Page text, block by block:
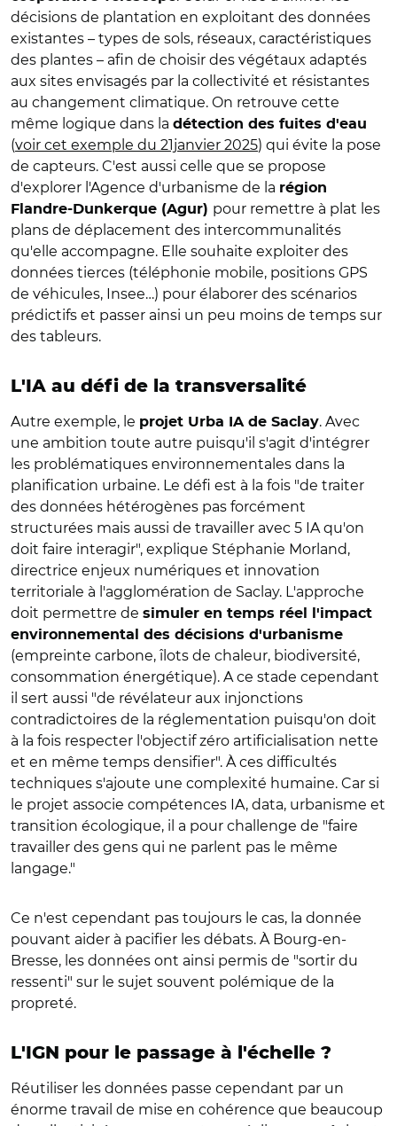
décisions de plantation en exploitant des données
existantes – types de sols, réseaux, caractéristiques
des plantes – afin de choisir des végétaux adaptés
aux sites envisagés par la collectivité et résistantes
au changement climatique. On retrouve cette
même logique dans la détection des fuites d'eau
(voir cet exemple du 21janvier 2025) qui évite la pose
de capteurs. C'est aussi celle que se propose
d'explorer l'Agence d'urbanisme de la région
Flandre-Dunkerque (Agur) pour remettre à plat les
plans de déplacement des intercommunalités
qu'elle accompagne. Elle souhaite exploiter des
données tierces (téléphonie mobile, positions GPS
de véhicules, Insee…) pour élaborer des scénarios
prédictifs et passer ainsi un peu moins de temps sur
des tableurs.
L'IA au défi de la transversalité
Autre exemple, le projet Urba IA de Saclay. Avec
une ambition toute autre puisqu'il s'agit d'intégrer
les problématiques environnementales dans la
planification urbaine. Le défi est à la fois "de traiter
des données hétérogènes pas forcément
structurées mais aussi de travailler avec 5 IA qu'on
doit faire interagir", explique Stéphanie Morland,
directrice enjeux numériques et innovation
territoriale à l'agglomération de Saclay. L'approche
doit permettre de simuler en temps réel l'impact
environnemental des décisions d'urbanisme
(empreinte carbone, îlots de chaleur, biodiversité,
consommation énergétique). A ce stade cependant
il sert aussi "de révélateur aux injonctions
contradictoires de la réglementation puisqu'on doit
à la fois respecter l'objectif zéro artificialisation nette
et en même temps densifier". À ces difficultés
techniques s'ajoute une complexité humaine. Car si
le projet associe compétences IA, data, urbanisme et
transition écologique, il a pour challenge de "faire
travailler des gens qui ne parlent pas le même
langage."
Ce n'est cependant pas toujours le cas, la donnée
pouvant aider à pacifier les débats. À Bourg-en-
Bresse, les données ont ainsi permis de "sortir du
ressenti" sur le sujet souvent polémique de la
propreté.
L'IGN pour le passage à l'échelle ?
Réutiliser les données passe cependant par un
énorme travail de mise en cohérence que beaucoup